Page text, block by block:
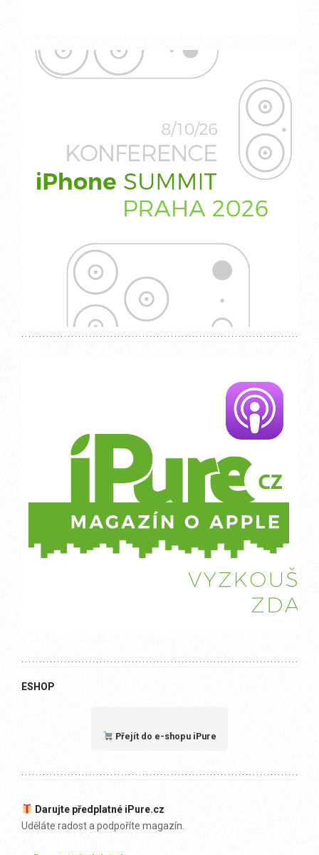
ESHOP
Přejít do e-shopu iPure
Darujte předplatné iPure.cz
Uděláte radost a podpoříte magazín.